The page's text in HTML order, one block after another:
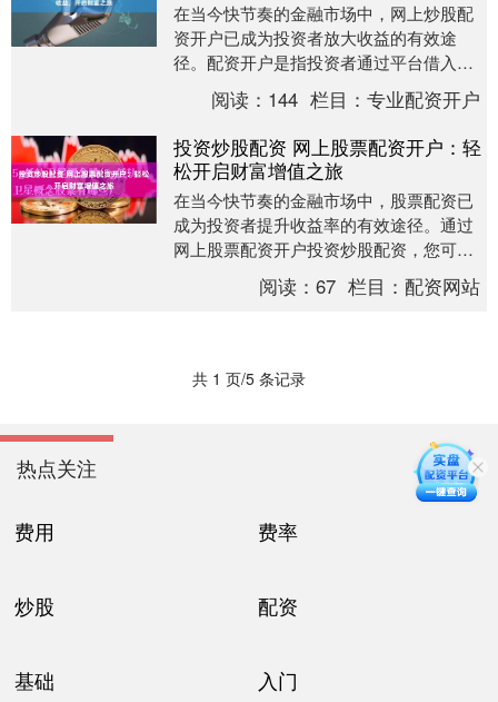
在当今快节奏的金融市场中，网上炒股配
资开户已成为投资者放大收益的有效途
径。配资开户是指投资者通过平台借入资
金，以增加其交易本金，从而提高潜在收
益。 股票资配公司....
阅读： 144 栏目：专业配资开户
投资炒股配资 网上股票配资开户：轻
松开启财富增值之旅
在当今快节奏的金融市场中，股票配资已
成为投资者提升收益率的有效途径。通过
网上股票配资开户投资炒股配资，您可以
轻松开启财富增值之旅。 * **放大收益：**
阅读：67 栏目：配资网站
共 1 页/5 条记录
热点关注
费用 费率
炒股 配资
基础 入门